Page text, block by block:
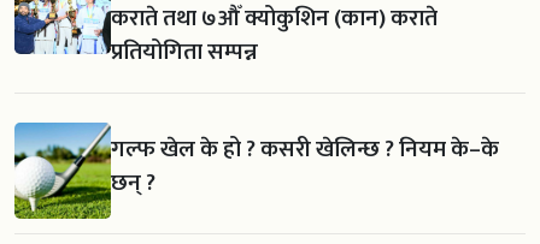
कराते तथा ७औँ क्योकुशिन (कान) कराते
प्रतियोगिता सम्पन्न
गल्फ खेल के हो ? कसरी खेलिन्छ ? नियम के–के
छन् ?